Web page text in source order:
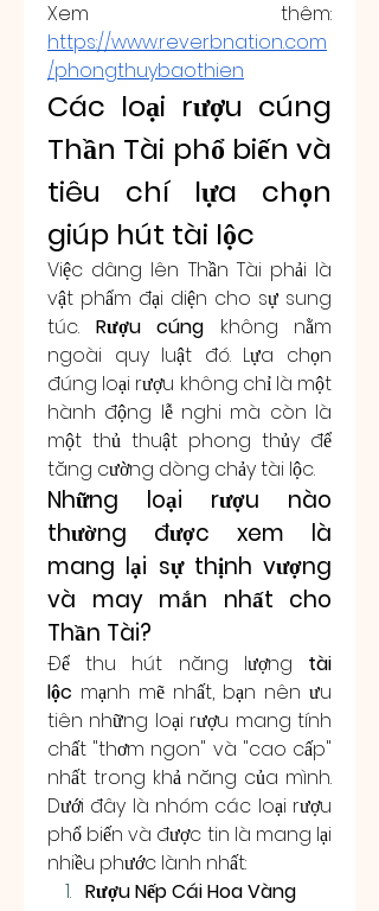
https://www.reverbnation.com
/phongthuybaothien
Các loại rượu cúng
Thần Tài phổ biến và
tiêu chí lựa chọn
giúp hút tài lộc
Việc dâng lên Thần Tài phải là
vật phẩm đại diện cho sự sung
túc. Rượu cúng không nằm
ngoài quy luật đó. Lựa chọn
đúng loại rượu không chỉ là một
hành động lễ nghi mà còn là
một thủ thuật phong thủy để
tăng cường dòng chảy tài lộc.
Những loại rượu nào
thường được xem là
mang lại sự thịnh vượng
và may mắn nhất cho
Thần Tài?
Để thu hút năng lượng tài
lộc mạnh mẽ nhất, bạn nên ưu
tiên những loại rượu mang tính
chất "thơm ngon" và "cao cấp"
nhất trong khả năng của mình.
Dưới đây là nhóm các loại rượu
phổ biến và được tin là mang lại
nhiều phước lành nhất:
Rượu Nếp Cái Hoa Vàng